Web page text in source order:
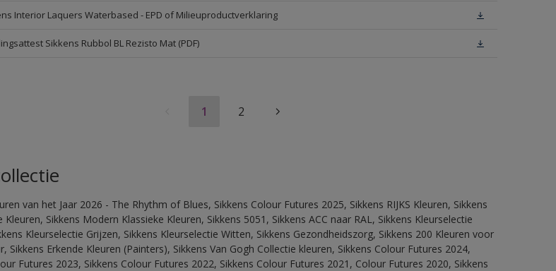
Interior Laquers Waterbased - EPD of Milieuproductverklaring
Sikkens Rubbol BL Rezisto Mat (PDF)
1 2
van het Jaar 2026 - The Rhythm of Blues, Sikkens Colour Futures 2025, Sikkens RIJKS Kleuren, Sikkens
Kleuren, Sikkens Modern Klassieke Kleuren, Sikkens 5051, Sikkens ACC naar RAL, Sikkens Kleurselectie
Kleurselectie Grijzen, Sikkens Kleurselectie Witten, Sikkens Gezondheidszorg, Sikkens 200 Kleuren voor
Sikkens Erkende Kleuren (Painters), Sikkens Van Gogh Collectie kleuren, Sikkens Colour Futures 2024,
Futures 2023, Sikkens Colour Futures 2022, Sikkens Colour Futures 2021, Colour Futures 2020, Sikkens